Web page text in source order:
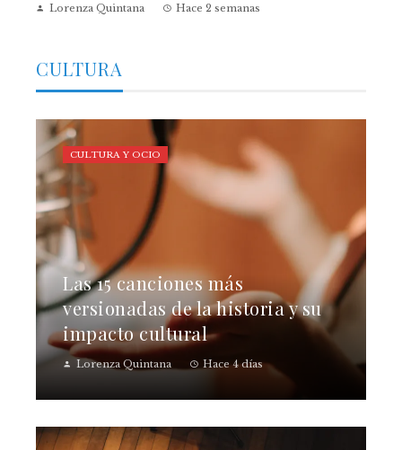
Lorenza Quintana Hace 2 semanas
CULTURA
Las 15 canciones más
versionadas de la historia y su
impacto cultural
Lorenza Quintana Hace 4 días
CULTURA Y OCIO